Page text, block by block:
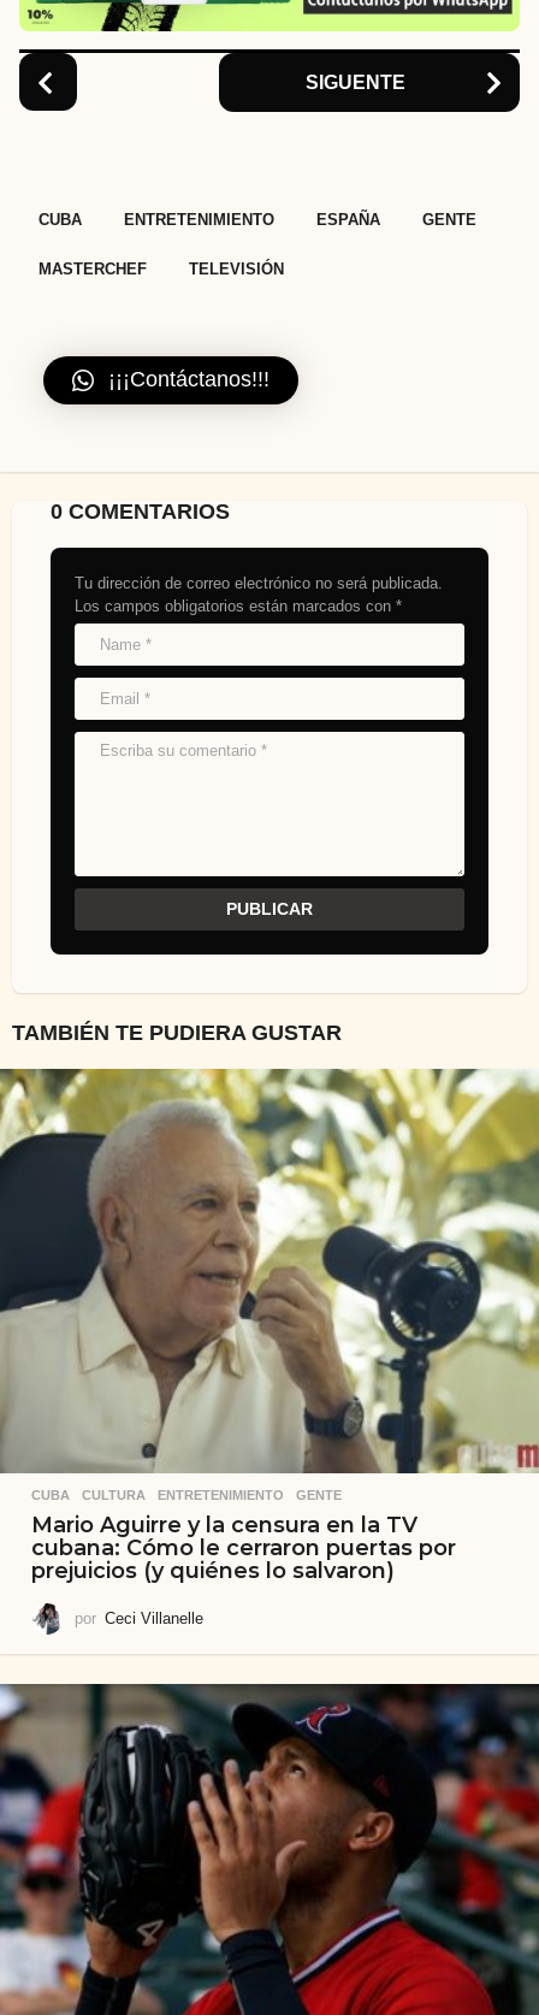
o
n
SIGUENTE
CUBA ENTRETENIMIENTO ESPAÑA GENTE
MASTERCHEF TELEVISIÓN
¡¡¡Contáctanos!!!
0 COMENTARIOS
Tu dirección de correo electrónico no será publicada.
Los campos obligatorios están marcados con *
TAMBIÉN TE PUDIERA GUSTAR
CUBA ,CULTURA ,ENTRETENIMIENTO ,GENTE
Mario Aguirre y la censura en la TV
cubana: Cómo le cerraron puertas por
prejuicios (y quiénes lo salvaron)
por Ceci Villanelle